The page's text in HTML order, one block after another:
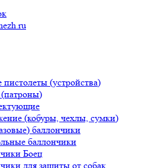
(устройства)
(кобуры, чехлы, сумки)
баллончики
баллончики
Боец
для защиты от собак